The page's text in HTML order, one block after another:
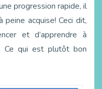
progression rapide, il
acquise! Ceci dit,
et d’apprendre à
Ce qui est plutôt bon